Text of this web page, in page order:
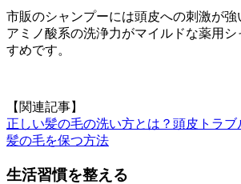
市販のシャンプーには頭皮への刺激が強
アミノ酸系の洗浄力がマイルドな薬用
すめです。
【関連記事】
正しい髪の毛の洗い方とは？頭皮トラ
髪の毛を保つ方法
生活習慣を整える